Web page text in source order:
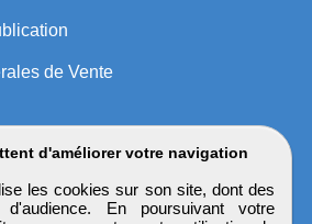
d'améliorer votre navigation
les cookies sur son site, dont des
d'audience. En poursuivant votre
de Vente